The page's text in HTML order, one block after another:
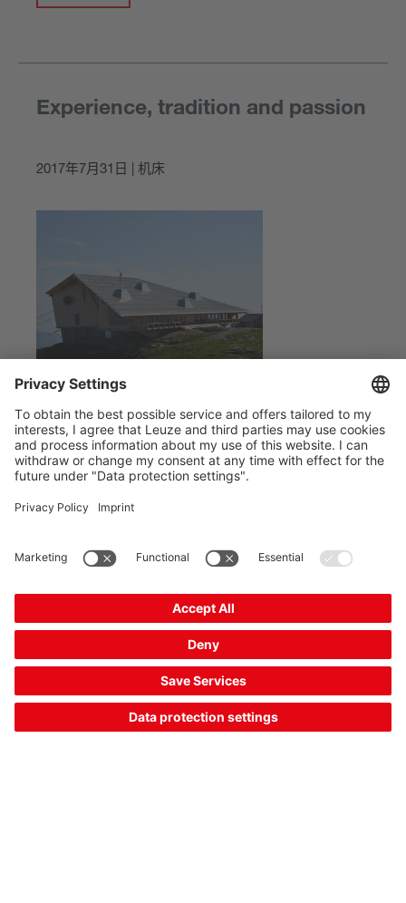
Experience, tradition and passion
2017年7月31日 | 机床
ensure the five-star quality at the five-brother company
Bühler Bedachungen und Bauspenglerei from
Romanshorn in Switzerland, a business specializing in
roofing and architectural sheet metal. Quality is the top
priority for the family business – particularly when it
the new double bending machine, model TP-150G-RH-
for the architectural sheet metal area as well as the
manufacturer for optical sensors, which ensures the
corresponding safety at work for man and machine,
Leuze electronic.